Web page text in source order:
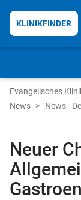
KLINIKFINDER
Evangelisches
News
News -
Neuer